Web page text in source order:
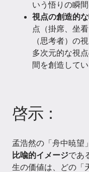
いう悟りの瞬
視点の創造的
点（掛席、坐
（思考者）の
多次元的な視
間を創造してい
啓示：
孟浩然の「舟中暁望
比喩的イメージであ
生の価値は、どの「